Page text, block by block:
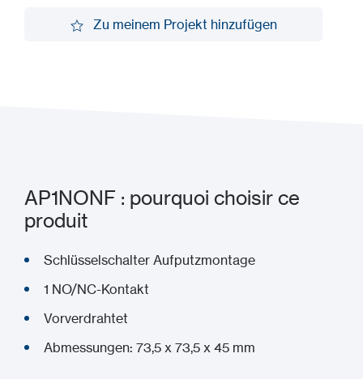
Zu meinem Projekt hinzufügen
AP1NONF : pourquoi choisir ce
produit
Schlüsselschalter Aufputzmontage
1 NO/NC-Kontakt
Vorverdrahtet
Abmessungen: 73,5 x 73,5 x 45 mm